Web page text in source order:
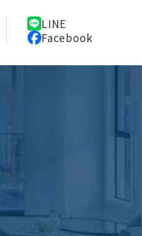
LINE
Facebook